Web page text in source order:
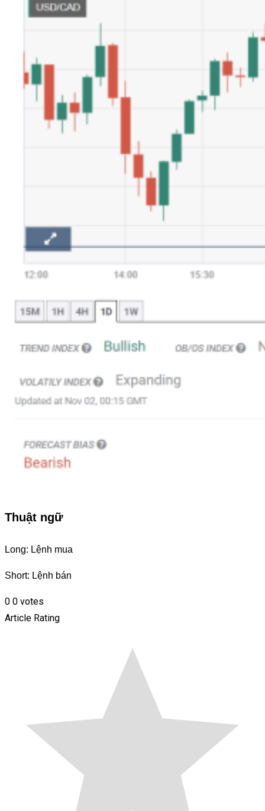
Thuật ngữ
Long: Lệnh mua
Short: Lệnh bán
0 0 votes
Article Rating